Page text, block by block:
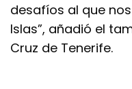
desafíos al que
Islas”, añadió el
Cruz de Tenerife.